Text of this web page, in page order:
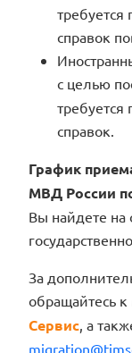
справок
с целью
справок.
График
МВД России
Вы найдете на
За
обращайтесь
Сервис , а